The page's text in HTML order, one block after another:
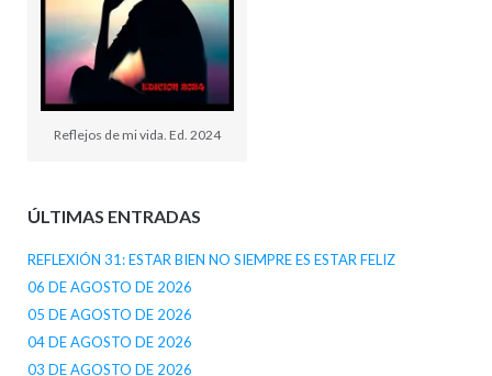
Reflejos de mi vida. Ed. 2024
ÚLTIMAS ENTRADAS
REFLEXIÓN 31: ESTAR BIEN NO SIEMPRE ES ESTAR FELIZ
06 DE AGOSTO DE 2026
05 DE AGOSTO DE 2026
04 DE AGOSTO DE 2026
03 DE AGOSTO DE 2026